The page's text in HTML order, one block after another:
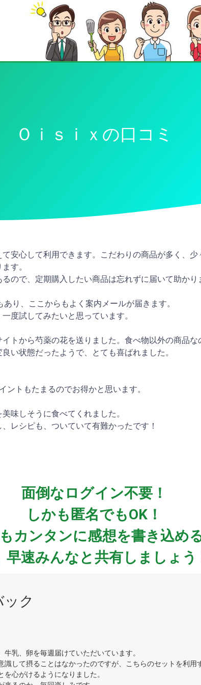
Ｏｉｓｉｘの口コミ
安心して利用できます。こだわりの商品が多く、少
す。
ので、定期購入したい商品は忘れずに届いて助かり
り、ここからもよく案内メールが届きます。
度試してみたいと思っています。
トから芍薬の花を送りました。食べ物以外の商品
い状態だったようで、とても喜ばれました。
ントもたまるのでお得かと思います。
味しそうに食べてくれました。
レシピも、ついていて有難かったです！
面倒なログイン不要！
しかも匿名でもOK！
カンタンに感想を書き込め
早速みんなと共有しましょう
ク
乳、卵を毎週届けていただいています。
識して摂ることはなかったのですが、こちらのセットを利用
心がけるようになりました。